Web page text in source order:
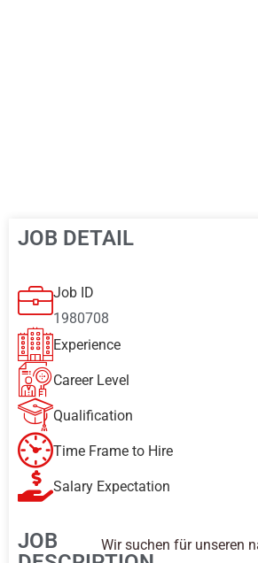
JOB DETAIL
Job ID
1980708
Experience
Career Level
Qualification
Time Frame to Hire
Salary Expectation
JOB
Wir suchen für unseren